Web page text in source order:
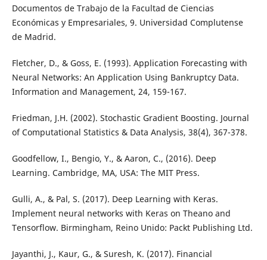
Documentos de Trabajo de la Facultad de Ciencias
Económicas y Empresariales, 9. Universidad Complutense
de Madrid.
Fletcher, D., & Goss, E. (1993). Application Forecasting with
Neural Networks: An Application Using Bankruptcy Data.
Information and Management, 24, 159-167.
Friedman, J.H. (2002). Stochastic Gradient Boosting. Journal
of Computational Statistics & Data Analysis, 38(4), 367-378.
Goodfellow, I., Bengio, Y., & Aaron, C., (2016). Deep
Learning. Cambridge, MA, USA: The MIT Press.
Gulli, A., & Pal, S. (2017). Deep Learning with Keras.
Implement neural networks with Keras on Theano and
Tensorflow. Birmingham, Reino Unido: Packt Publishing Ltd.
Jayanthi, J., Kaur, G., & Suresh, K. (2017). Financial